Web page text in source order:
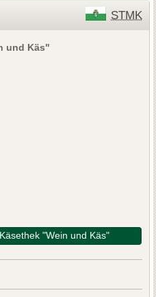
STMK
und Käs"
"Wein und Käs"